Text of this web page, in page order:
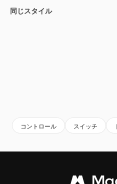
同じスタイル
コントロール スイッチ